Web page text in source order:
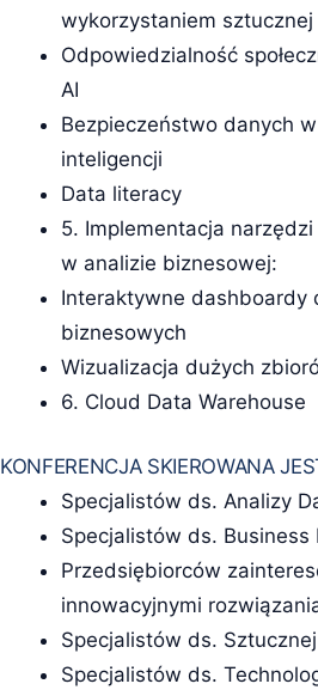
wykorzystaniem
Odpowiedzialność
AI
Bezpieczeństwo danych
inteligencji
Data literacy
5. Implementacja
w analizie biznesowej:
Interaktywne dashboardy
biznesowych
Wizualizacja dużych
6. Cloud Data Warehouse
KONFERENCJA SKIEROWANA
Specjalistów ds. Analizy
Specjalistów ds. Business
Przedsiębiorców
innowacyjnymi
Specjalistów ds.
Specjalistów ds.